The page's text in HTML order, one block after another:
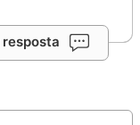
resposta